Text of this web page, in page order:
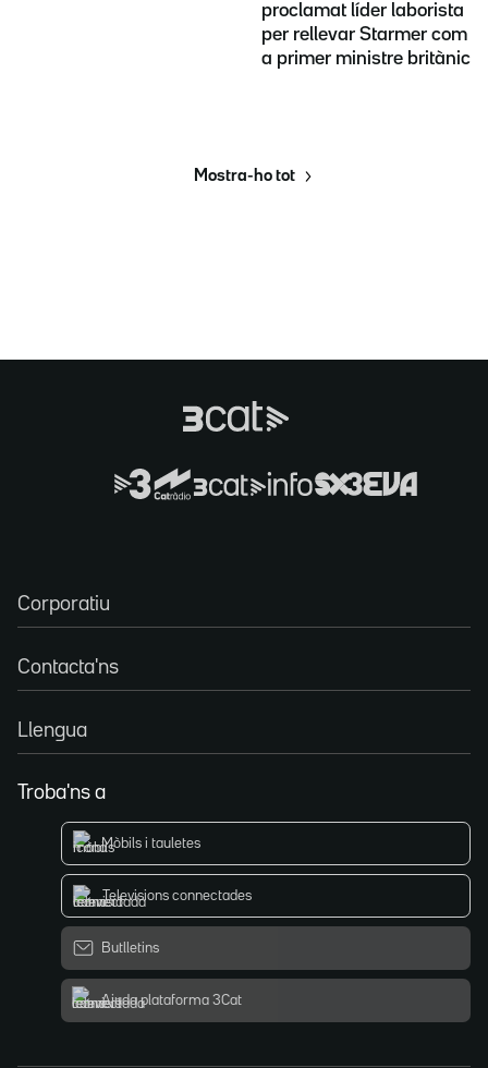
proclamat líder laborista
per rellevar Starmer com
a primer ministre britànic
Mostra-ho tot
Corporatiu
Contacta'ns
Llengua
Troba'ns a
Mòbils i tauletes
Televisions connectades
Butlletins
Ajuda plataforma 3Cat